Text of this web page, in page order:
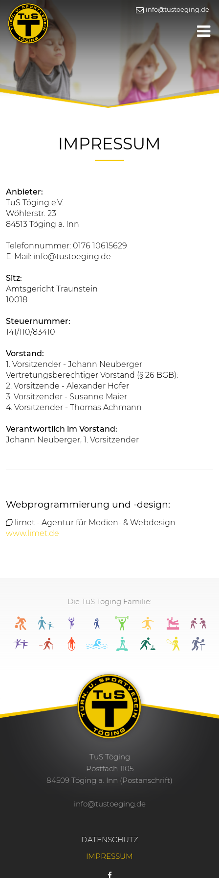
info@tustoeging.de
IMPRESSUM
Anbieter:
TuS Töging e.V.
Wöhlerstr. 23
84513 Töging a. Inn
Telefonnummer: 0176 10615629
E-Mail: info@tustoeging.de
Sitz:
Amtsgericht Traunstein
10018
Steuernummer:
141/110/83410
Vorstand:
1. Vorsitzender - Johann Neuberger
Vertretungsberechtiger Vorstand (§ 26 BGB):
2. Vorsitzende - Alexander Hofer
3. Vorsitzender - Susanne Maier
4. Vorsitzender - Thomas Achmann
Verantwortlich im Vorstand:
Johann Neuberger, 1. Vorsitzender
Webprogrammierung und -design:
limet - Agentur für Medien- & Webdesign
www.limet.de
Die TuS Töging Familie:
TuS Töging
Postfach 1105
84509 Töging a. Inn (Postanschrift)
info@tustoeging.de
DATENSCHUTZ
IMPRESSUM